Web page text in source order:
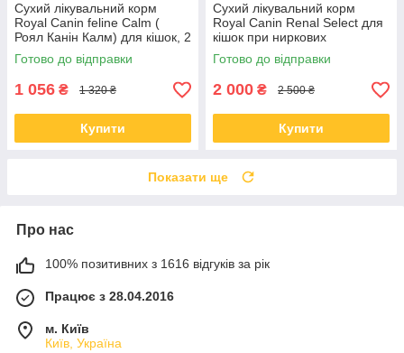
Сухий лікувальний корм
Royal Сanin feline Calm (
Роял Канін Калм) для кішок, 2
кг
Готово до відправки
1 056 ₴ 1 320 ₴
Купити
Сухий лікувальний корм
Royal Сanin Renal Select для
кішок при ниркових
захворюваннях, 4 КГ
Готово до відправки
2 000 ₴ 2 500 ₴
Купити
Показати ще
Про нас
100% позитивних з 1616 відгуків за рік
Працює з 28.04.2016
м. Київ
Київ, Україна